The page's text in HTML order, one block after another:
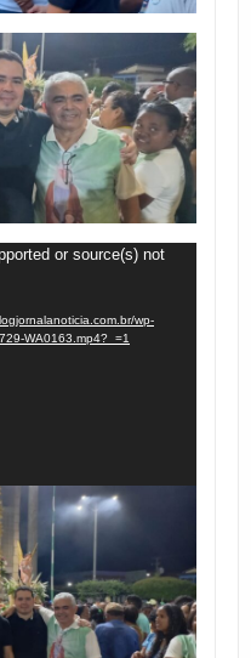
or source(s) not
wp-
WA0163.mp4?_=1